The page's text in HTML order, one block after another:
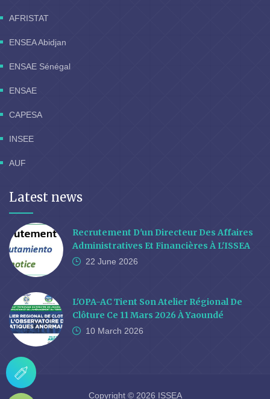
AFRISTAT
ENSEA Abidjan
ENSAE Sénégal
ENSAE
CAPESA
INSEE
AUF
Latest news
Recrutement D'un Directeur Des Affaires
Administratives Et Financières À L'ISSEA
22 June 2026
L'OPA-AC Tient Son Atelier Régional De
Clôture Ce 11 Mars 2026 À Yaoundé
10 March 2026
Copyright © 2026 ISSEA